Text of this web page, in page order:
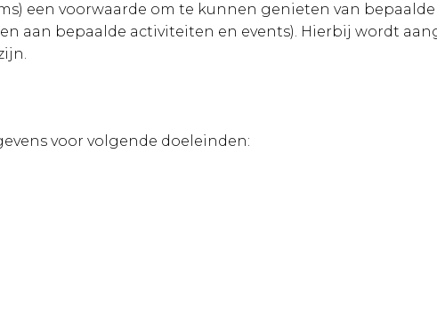
een voorwaarde om te kunnen genieten van
aan bepaalde activiteiten en events). Hierbij wordt
voor volgende doeleinden: